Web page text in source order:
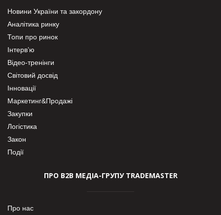
Новини України та закордону
Аналітика ринку
Топи про ринок
Інтерв’ю
Відео-тренінги
Світовий досвід
Інновації
Маркетинг&Продажі
Закупки
Логістика
Закон
Події
ПРО В2В МЕДІА-ГРУПУ TRADEMASTER
Про нас